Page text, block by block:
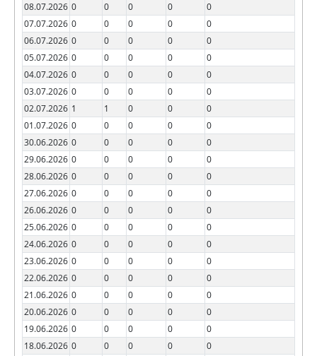
08.07.2026 0 0 0 0
0
07.07.2026 0 0 0 0
0
06.07.2026 0 0 0 0
0
05.07.2026 0 0 0 0
0
04.07.2026 0 0 0 0
0
03.07.2026 0 0 0 0
0
02.07.2026 1 1 0 0
0
01.07.2026 0 0 0 0
0
30.06.2026 0 0 0 0
0
29.06.2026 0 0 0 0
0
28.06.2026 0 0 0 0
0
27.06.2026 0 0 0 0
0
26.06.2026 0 0 0 0
0
25.06.2026 0 0 0 0
0
24.06.2026 0 0 0 0
0
23.06.2026 0 0 0 0
0
22.06.2026 0 0 0 0
0
21.06.2026 0 0 0 0
0
20.06.2026 0 0 0 0
0
19.06.2026 0 0 0 0
0
18.06.2026 0 0 0 0
0